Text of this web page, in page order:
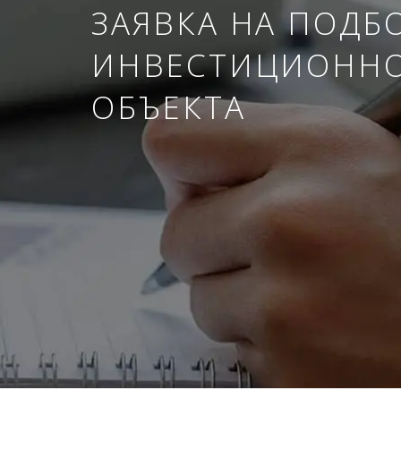
ЗАЯВКА НА
ОБЪЕКТА